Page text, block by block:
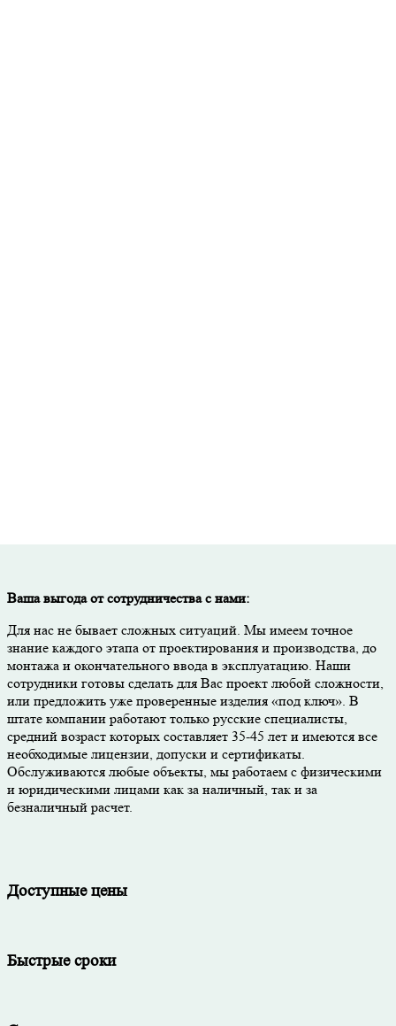
Ваша выгода от сотрудничества с нами:
Для нас не бывает сложных ситуаций. Мы имеем точное
знание каждого этапа от проектирования и производства, до
монтажа и окончательного ввода в эксплуатацию. Наши
сотрудники готовы сделать для Вас проект любой сложности,
или предложить уже проверенные изделия «под ключ». В
штате компании работают только русские специалисты,
средний возраст которых составляет 35-45 лет и имеются все
необходимые лицензии, допуски и сертификаты.
Обслуживаются любые объекты, мы работаем с физическими
и юридическими лицами как за наличный, так и за
безналичный расчет.
Доступные цены
Быстрые сроки